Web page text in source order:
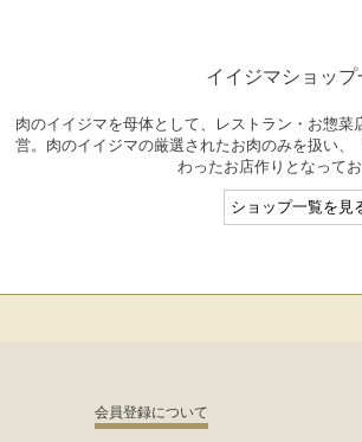
イイジマショップ
肉のイイジマを母体として、レストラン・お惣菜
営。肉のイイジマの厳選されたお肉のみを扱い、
わったお店作りとなってお
ショップ一覧を見
会員登録について